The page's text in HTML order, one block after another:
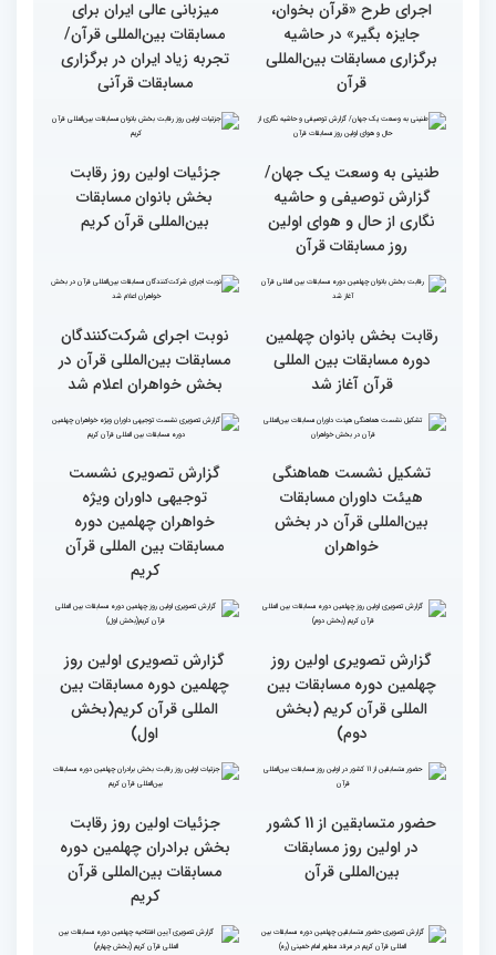
وحدت کشورهای جهان
اسلام مهمترین پیام دریافتی
از مفاهیم و تعالیم قرآن
راهیابی 35 بانو از 40 کشور
به مرحله نهایی مسابقات
بین‌المللی قرآن به میزبانی
ایران
اجرای طرح «قرآن بخوان،
جایزه بگیر» در حاشیه
برگزاری مسابقات بین‌المللی
قرآن
میزبانی عالی ایران برای
مسابقات بین‌المللی قرآن/
تجربه زیاد ایران در برگزاری
طنینی به وسعت یک جهان/
گزارش توصیفی و حاشیه
نگاری از حال و هوای اولین
روز مسابقات قرآن
جزئیات اولین روز رقابت
بخش بانوان مسابقات
بین‌المللی قرآن کریم
رقابت بخش بانوان چهلمین
دوره مسابقات بین المللی
قرآن آغاز شد
نوبت اجرای شرکت‌کنندگان
مسابقات بین‌المللی قرآن در
بخش خواهران اعلام شد
هیئت داوران مسابقات
بین‌المللی قرآن در بخش
خواهران
توجیهی داوران ویژه
خواهران چهلمین دوره
مسابقات بین المللی قرآن
کریم
گزارش تصویری اولین روز
چهلمین دوره مسابقات بین
المللی قرآن کریم (بخش
گزارش تصویری اولین روز
چهلمین دوره مسابقات بین
المللی قرآن کریم(بخش
اول)